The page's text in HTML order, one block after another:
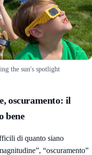
the sun's spotlight
oscuramento: il
bene
di quanto siano
“oscuramento”